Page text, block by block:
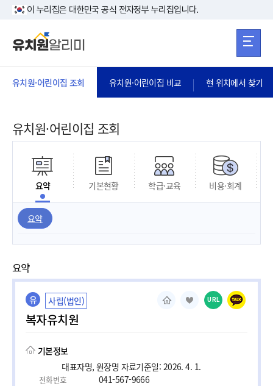
본문 바로가기
이 누리집은 대한민국 공식 전자정부 누리집입니다.
유치원·어린이집 조회 유치원·어린이집 비교 현 위치에서 찾기
유치원·어린이집 조회
요약 기본현황 학급·교육 비용·회계
요약
요약
유 사립(법인)
복자유치원
URL
기본정보
대표자명, 원장명 자료기준일: 2026. 4. 1.
전화번호
041-567-9666